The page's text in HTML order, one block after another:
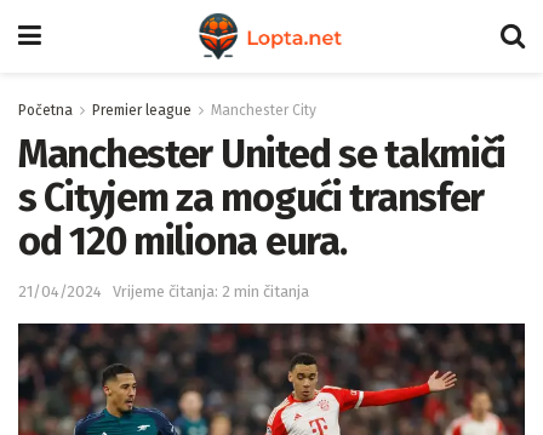
Početna Premier league Manchester City
Manchester United se takmiči
s Cityjem za mogući transfer
od 120 miliona eura.
21/04/2024 Vrijeme čitanja: 2 min čitanja